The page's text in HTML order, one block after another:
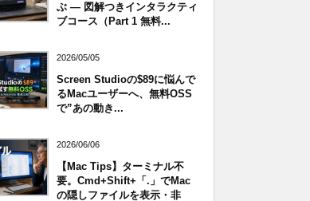
ぶ — 図解つきインタラクティ
ブコース（Part 1 無料...
2026/05/05
Screen Studioの$89に悩んで
るMacユーザーへ、無料OSS
で”あの動き...
2026/06/06
【Mac Tips】ターミナル不
要。Cmd+Shift+「.」でMac
の隠しファイルを表示・非